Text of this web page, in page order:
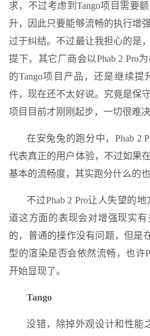
求，不过考虑到Tango项目需要
升，因此只要能够流畅的执行增
过于纠结。不过最让我担心的是
提下，其它厂商会以Phab 2 Pro
的Tango项目产品，还是继续
件，现在还不太好说。究竟是保
项目目前才刚刚起步，一切很难决
在安兔兔的跑分中，Phab 2
代表真正的用户体验，不过如果
基本的流畅度，其实跑分什么的
不过Phab 2 Pro让人失望的
道这方面的表现会对增强现实
的，普通的操作没有问题，但是
型的渲染是否会依然流畅，也许
开始显现了。
Tango
没错，除掉外观设计和性能